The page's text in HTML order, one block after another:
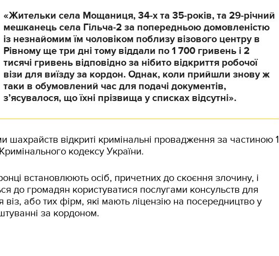
«Жительки села Мощаниця, 34-х та 35-років, та 29-річний
мешканець села Гільча-2 за попередньою домовленістю
із незнайомим їм чоловіком поблизу візового центру в
Рівному ще три дні тому віддали по 1 700 гривень і 2
тисячі гривень відповідно за нібито відкриття робочої
візи для виїзду за кордон. Однак, коли прийшли знову ж
таки в обумовлений час для подачі документів,
з’ясувалося, що їхні прізвища у списках відсутні».
шахрайств відкриті кримінальні провадження за частиною 1
Кримінального кодексу України.
встановлюють осіб, причетних до скоєння злочину, і
до громадян користуватися послугами консульств для
віз, або тих фірм, які мають ліцензію на посередництво у
за кордоном.